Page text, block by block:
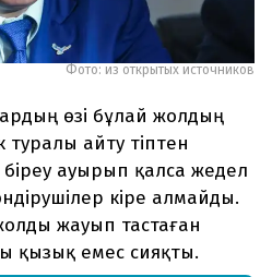
Фото: из открытых источников
өзі бұлай жолдың
туралы айту тіптен
біреу ауырып қалса жедел
кіре алмайды.
жауып тастаған
қызық емес сияқты.